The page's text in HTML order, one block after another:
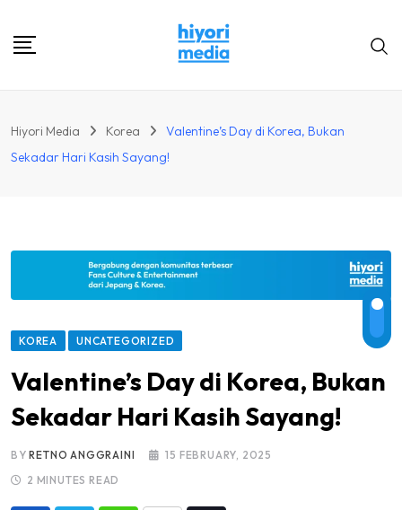
Hiyori Media Korea
Valentine’s Day di Korea, Bukan
Sekadar Hari Kasih Sayang!
KOREA UNCATEGORIZED
Valentine’s Day di Korea, Bukan
Sekadar Hari Kasih Sayang!
BYRETNO ANGGRAINI
15 FEBRUARY, 2025
2 MINUTES READ